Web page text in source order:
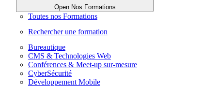
Open Nos Formations
Toutes nos Formations
Rechercher une formation
Bureautique
CMS & Technologies Web
Conférences & Meet-up sur-mesure
CyberSécurité
Développement Mobile